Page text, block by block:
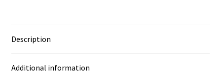
Description
Additional information